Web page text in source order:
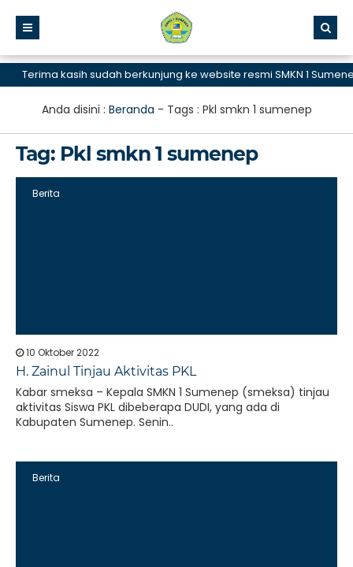
Terima kasih sudah berkunjung ke website resmi SMKN 1 Sumenep,
Anda disini : Beranda - Tags : Pkl smkn 1 sumenep
Tag: Pkl smkn 1 sumenep
Berita
10 Oktober 2022
H. Zainul Tinjau Aktivitas PKL
Kabar smeksa – Kepala SMKN 1 Sumenep (smeksa) tinjau
aktivitas Siswa PKL dibeberapa DUDI, yang ada di
Kabupaten Sumenep. Senin..
Berita